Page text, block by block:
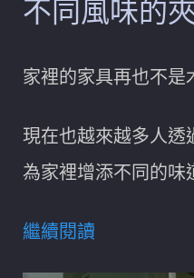
不同風味的
家裡的家具再也不是
現在也越來越多人透
為家裡增添不同的味
繼續閱讀